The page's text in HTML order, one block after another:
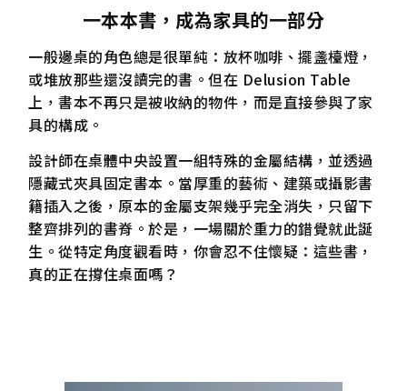
一本本書，成為家具的一部分
一般邊桌的角色總是很單純：放杯咖啡、擺盞檯燈，
或堆放那些還沒讀完的書。但在 Delusion Table
上，書本不再只是被收納的物件，而是直接參與了家
具的構成。
設計師在桌體中央設置一組特殊的金屬結構，並透過
隱藏式夾具固定書本。當厚重的藝術、建築或攝影書
籍插入之後，原本的金屬支架幾乎完全消失，只留下
整齊排列的書脊。於是，一場關於重力的錯覺就此誕
生。從特定角度觀看時，你會忍不住懷疑：這些書，
真的正在撐住桌面嗎？